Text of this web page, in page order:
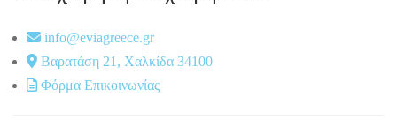
info@eviagreece.gr
Βαρατάση 21, Χαλκίδα 34100
Φόρμα Επικοινωνίας